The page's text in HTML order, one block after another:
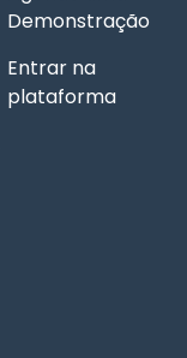
Demonstração
Entrar na
plataforma